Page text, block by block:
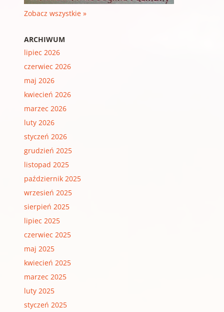
Zobacz wszystkie »
ARCHIWUM
lipiec 2026
czerwiec 2026
maj 2026
kwiecień 2026
marzec 2026
luty 2026
styczeń 2026
grudzień 2025
listopad 2025
październik 2025
wrzesień 2025
sierpień 2025
lipiec 2025
czerwiec 2025
maj 2025
kwiecień 2025
marzec 2025
luty 2025
styczeń 2025